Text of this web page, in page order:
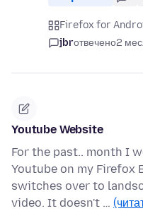
Firefox for
jbrотвечено2
Youtube Website
For the past.. month I
Youtube on my Firefox
switches over to
video. It doesn't …